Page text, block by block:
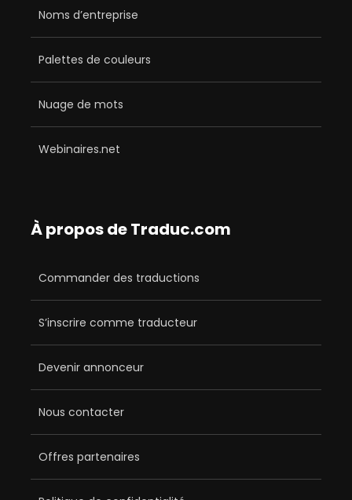
Noms d’entreprise
Palettes de couleurs
Nuage de mots
Webinaires.net
À propos de Traduc.com
Commander des traductions
S’inscrire comme traducteur
Devenir annonceur
Nous contacter
Offres partenaires